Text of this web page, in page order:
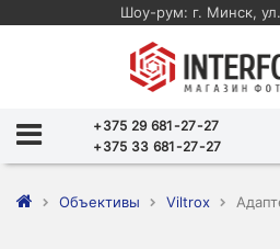
Шоу-рум: г. Минск,
+375 29 681-27-27
+375 33 681-27-27
Объективы Viltrox